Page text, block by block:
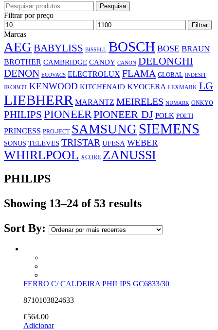
Pesquisar
por:
Pesquisa
Filtrar por preço
Preço
mínimo
Preço
máximo
Filtrar
Marcas
AEG BABYLISS BISSELL BOSCH BOSE BRAUN
BROTHER CAMBRIDGE CANDY CANON DELONGHI
DENON ECOVACS ELECTROLUX FLAMA GLOBAL INDESIT
IROBOT KENWOOD KITCHENAID KYOCERA LEXMARK LG
LIEBHERR MARANTZ MEIRELES NUMARK ONKYO
PHILIPS PIONEERPIONEER DJ POLK POLTI
PRINCESS PRO-JECT SAMSUNG SIEMENS
SONOS TELEVES TRISTAR UFESA WEBER
WHIRLPOOL XCORE ZANUSSI
PHILIPS
Showing 13–24 of 53 results
Sort By:
FERRO C/ CALDEIRA PHILIPS GC6833/30
8710103824633
€564.00
Adicionar